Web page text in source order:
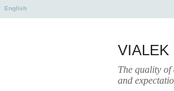
VIALEK
The quality of
and
English